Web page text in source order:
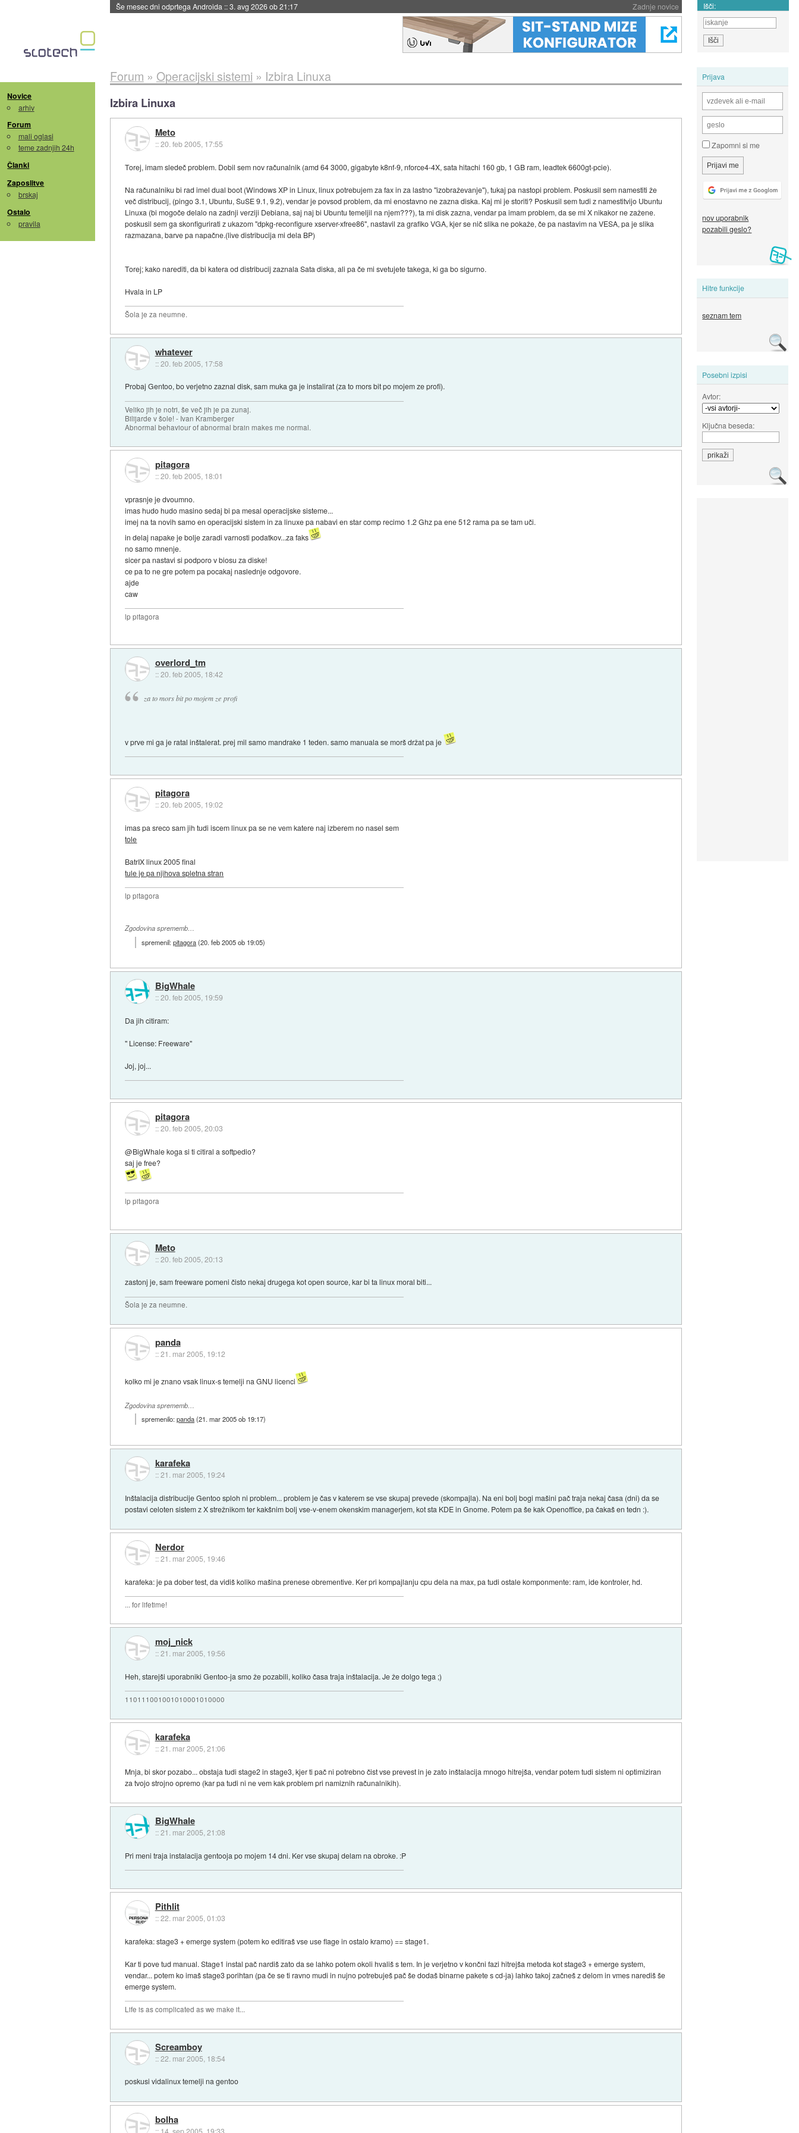
Zadnje novice
Še mesec dni odprtega Androida ::3. avg 2026 ob 21:17 Išči:
Novice
arhiv
Forum
mali oglasi
teme zadnjih 24h
Članki
Zaposlitve
brskaj
Ostalo
pravila
Prijava
Zapomni si me
nov uporabnik
pozabili geslo?
Hitre funkcije
seznam tem
Posebni izpisi
Avtor:
Ključna beseda:
Forum » Operacijski sistemi » Izbira Linuxa
Izbira Linuxa
Meto
::20. feb 2005, 17:55
Torej, imam sledeč problem. Dobil sem nov računalnik (amd 64 3000, gigabyte k8nf-9, nforce4-4X, sata hitachi 160 gb, 1 GB ram, leadtek 6600gt-pcie).
Na računalniku bi rad imel dual boot (Windows XP in Linux, linux potrebujem za fax in za lastno "izobraževanje"), tukaj pa nastopi problem. Poskusil sem namestiti že
več distribucij, (pingo 3.1, Ubuntu, SuSE 9.1, 9.2), vendar je povsod problem, da mi enostavno ne zazna diska. Kaj mi je storiti? Poskusil sem tudi z namestitvijo Ubuntu
Linuxa (bi mogoče delalo na zadnji verziji Debiana, saj naj bi Ubuntu temeljil na njem???), ta mi disk zazna, vendar pa imam problem, da se mi X nikakor ne zažene.
poskusil sem ga skonfigurirati z ukazom "dpkg-reconfigure xserver-xfree86", nastavil za grafiko VGA, kjer se nič slika ne pokaže, če pa nastavim na VESA, pa je slika
razmazana, barve pa napačne.(live distribucija mi dela BP)
Torej; kako narediti, da bi katera od distribucij zaznala Sata diska, ali pa če mi svetujete takega, ki ga bo sigurno.
Hvala in LP
Šola je za neumne.
whatever
::20. feb 2005, 17:58
Probaj Gentoo, bo verjetno zaznal disk, sam muka ga je instalirat (za to mors bit po mojem ze profi).
Veliko jih je notri, še več jih je pa zunaj.
Bilijarde v šole! - Ivan Kramberger
Abnormal behaviour of abnormal brain makes me normal.
pitagora
::20. feb 2005, 18:01
vprasnje je dvoumno.
imas hudo hudo masino sedaj bi pa mesal operacijske sisteme...
imej na ta novih samo en operacijski sistem in za linuxe pa nabavi en star comp recimo 1.2 Ghz pa ene 512 rama pa se tam uči.
in delaj napake je bolje zaradi varnosti podatkov...za faks
no samo mnenje.
sicer pa nastavi si podporo v biosu za diske!
ce pa to ne gre potem pa pocakaj naslednje odgovore.
ajde
caw
lp pitagora
overlord_tm
::20. feb 2005, 18:42
za to mors bit po mojem ze profi
v prve mi ga je ratal inštalerat. prej mil samo mandrake 1 teden. samo manuala se morš držat pa je
pitagora
::20. feb 2005, 19:02
imas pa sreco sam jih tudi iscem linux pa se ne vem katere naj izberem no nasel sem
tole
BatrIX linux 2005 final
tule je pa njihova spletna stran
lp pitagora
Zgodovina sprememb…
spremenil:pitagora(20. feb 2005 ob 19:05)
BigWhale
::20. feb 2005, 19:59
Da jih citiram:
" License: Freeware"
Joj, joj...
pitagora
::20. feb 2005, 20:03
@BigWhale koga si ti citiral a softpedio?
saj je free?
lp pitagora
Meto
::20. feb 2005, 20:13
zastonj je, sam freeware pomeni čisto nekaj drugega kot open source, kar bi ta linux moral biti...
Šola je za neumne.
panda
::21. mar 2005, 19:12
kolko mi je znano vsak linux-s temelji na GNU licenci
Zgodovina sprememb…
spremenilo:panda(21. mar 2005 ob 19:17)
karafeka
::21. mar 2005, 19:24
Inštalacija distribucije Gentoo sploh ni problem... problem je čas v katerem se vse skupaj prevede (skompajla). Na eni bolj bogi mašini pač traja nekaj časa (dni) da se
postavi celoten sistem z X strežnikom ter kakšnim bolj vse-v-enem okenskim managerjem, kot sta KDE in Gnome. Potem pa še kak Openoffice, pa čakaš en tedn :).
Nerdor
::21. mar 2005, 19:46
karafeka: je pa dober test, da vidiš koliko mašina prenese obrementive. Ker pri kompajlanju cpu dela na max, pa tudi ostale komponmente: ram, ide kontroler, hd.
... for lifetime!
moj_nick
::21. mar 2005, 19:56
Heh, starejši uporabniki Gentoo-ja smo že pozabili, koliko časa traja inštalacija. Je že dolgo tega ;)
110111001001010001010000
karafeka
::21. mar 2005, 21:06
Mnja, bi skor pozabo... obstaja tudi stage2 in stage3, kjer ti pač ni potrebno čist vse prevest in je zato inštalacija mnogo hitrejša, vendar potem tudi sistem ni optimiziran
za tvojo strojno opremo (kar pa tudi ni ne vem kak problem pri namiznih računalnikih).
BigWhale
::21. mar 2005, 21:08
Pri meni traja instalacija gentooja po mojem 14 dni. Ker vse skupaj delam na obroke. :P
Pithlit
::22. mar 2005, 01:03
karafeka: stage3 + emerge system (potem ko editiraš vse use flage in ostalo kramo) == stage1.
Kar ti pove tud manual. Stage1 instal pač nardiš zato da se lahko potem okoli hvališ s tem. In je verjetno v končni fazi hitrejša metoda kot stage3 + emerge system,
vendar... potem ko imaš stage3 porihtan (pa če se ti ravno mudi in nujno potrebuješ pač še dodaš binarne pakete s cd-ja) lahko takoj začneš z delom in vmes narediš še
emerge system.
Life is as complicated as we make it...
Screamboy
::22. mar 2005, 18:54
poskusi vidalinux temelji na gentoo
bolha
:: 14. sep 2005, 19:33